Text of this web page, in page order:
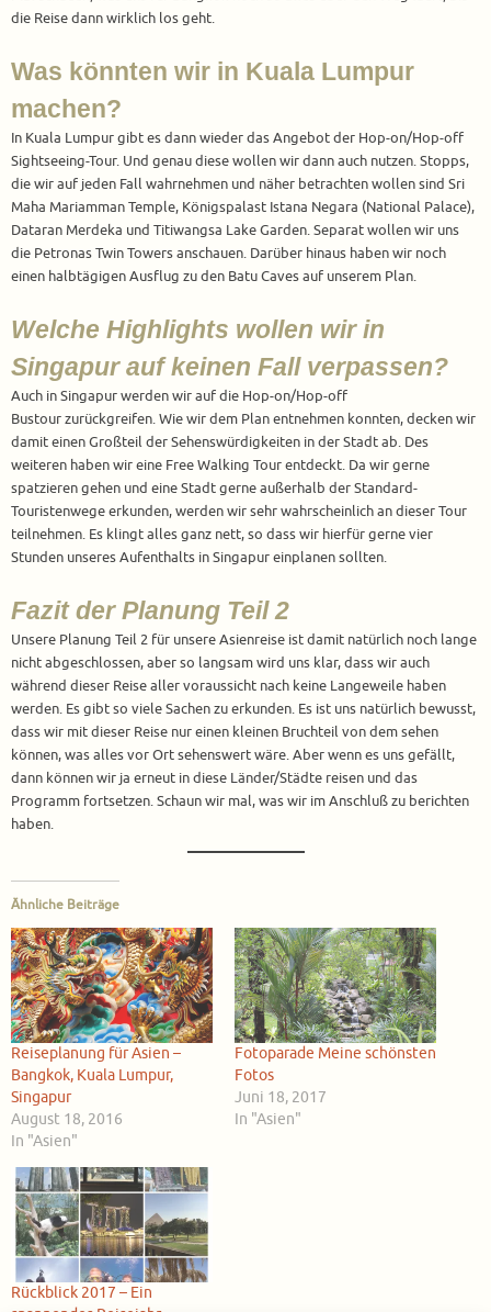
die Reise dann wirklich los geht.
Was könnten wir in Kuala Lumpur
machen?
In Kuala Lumpur gibt es dann wieder das Angebot der Hop-on/Hop-off
Sightseeing-Tour. Und genau diese wollen wir dann auch nutzen. Stopps,
die wir auf jeden Fall wahrnehmen und näher betrachten wollen sind Sri
Maha Mariamman Temple, Königspalast Istana Negara (National Palace),
Dataran Merdeka und Titiwangsa Lake Garden. Separat wollen wir uns
die Petronas Twin Towers anschauen. Darüber hinaus haben wir noch
einen halbtägigen Ausflug zu den Batu Caves auf unserem Plan.
Welche Highlights wollen wir in
Singapur auf keinen Fall verpassen?
Auch in Singapur werden wir auf die Hop-on/Hop-off
Bustour zurückgreifen. Wie wir dem Plan entnehmen konnten, decken wir
damit einen Großteil der Sehenswürdigkeiten in der Stadt ab. Des
weiteren haben wir eine Free Walking Tour entdeckt. Da wir gerne
spatzieren gehen und eine Stadt gerne außerhalb der Standard-
Touristenwege erkunden, werden wir sehr wahrscheinlich an dieser Tour
teilnehmen. Es klingt alles ganz nett, so dass wir hierfür gerne vier
Stunden unseres Aufenthalts in Singapur einplanen sollten.
Fazit der Planung Teil 2
Unsere Planung Teil 2 für unsere Asienreise ist damit natürlich noch lange
nicht abgeschlossen, aber so langsam wird uns klar, dass wir auch
während dieser Reise aller voraussicht nach keine Langeweile haben
werden. Es gibt so viele Sachen zu erkunden. Es ist uns natürlich bewusst,
dass wir mit dieser Reise nur einen kleinen Bruchteil von dem sehen
können, was alles vor Ort sehenswert wäre. Aber wenn es uns gefällt,
dann können wir ja erneut in diese Länder/Städte reisen und das
Programm fortsetzen. Schaun wir mal, was wir im Anschluß zu berichten
haben.
Ähnliche Beiträge
Reiseplanung für Asien –
Bangkok, Kuala Lumpur,
Singapur
August 18, 2016
In "Asien"
Fotoparade Meine schönsten
Fotos
Juni 18, 2017
In "Asien"
Rückblick 2017 – Ein